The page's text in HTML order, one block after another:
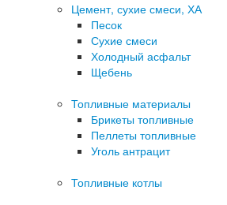
Цемент, сухие смеси, ХА
Песок
Сухие смеси
Холодный асфальт
Щебень
Топливные материалы
Брикеты топливные
Пеллеты топливные
Уголь антрацит
Топливные котлы